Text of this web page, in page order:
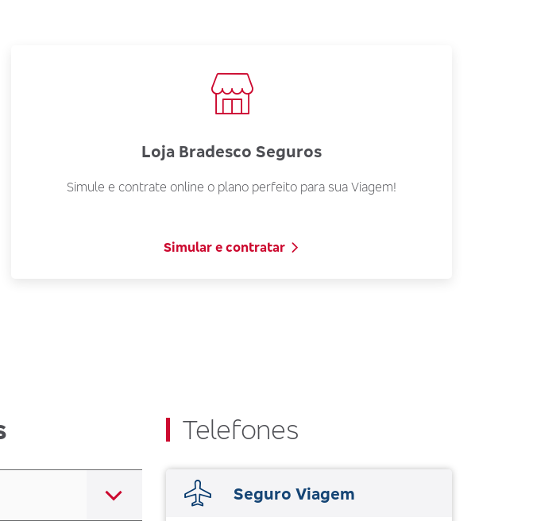
Loja Bradesco Seguros
Simule e contrate online o plano perfeito para sua Viagem!
Simular e contratar
Telefones
Seguro Viagem